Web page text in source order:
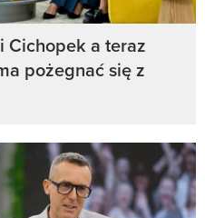
Cichopek a teraz
pożegnać się z